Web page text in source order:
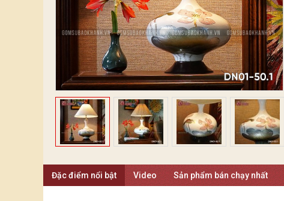
Đặc điểm nổi bật Video Sản phẩm bán chạy nhất